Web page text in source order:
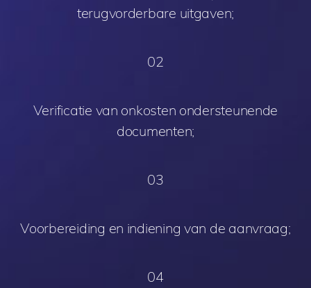
terugvorderbare uitgaven;
02
Verificatie van onkosten ondersteunende
documenten;
03
Voorbereiding en indiening van de aanvraag;
04